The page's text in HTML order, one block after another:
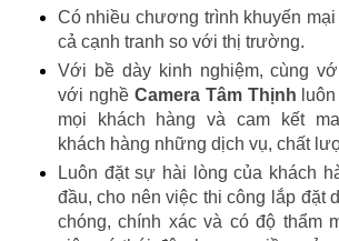
Có nhiều chương trình khuyến
cả cạnh tranh so với thị trường.
Với bề dày kinh nghiệm, cùng
với nghề Camera Tâm Thịnh
mọi khách hàng và cam kết
khách hàng những dịch vụ, chất
Luôn đặt sự hài lòng của khách
đầu, cho nên việc thi công lắp đặt
chóng, chính xác và có độ thẩm